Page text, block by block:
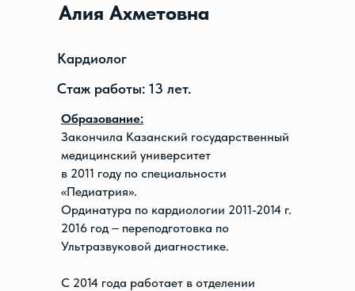
Алия Ахметовна
Кардиолог
Стаж работы: 13 лет.
Образование:
Закончила Казанский государственный
медицинский университет
в 2011 году по специальности
«Педиатрия».
Ординатура по кардиологии 2011-2014 г.
2016 год ‒ переподготовка по
Ультразвуковой диагностике.
С 2014 года работает в отделении